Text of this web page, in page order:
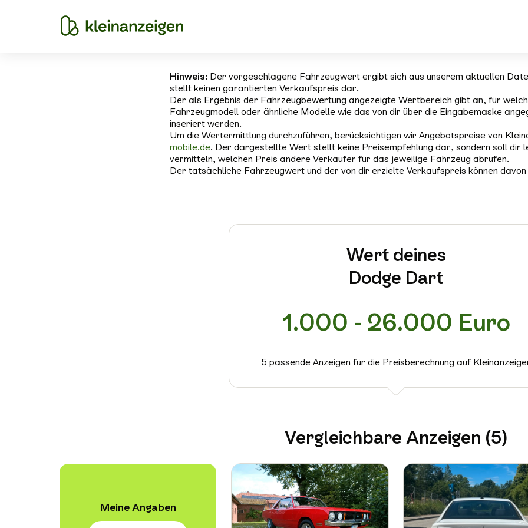
Hinweis: Der vorgeschlagene Fahrzeugwert ergibt sich aus unserem aktuellen
stellt keinen garantierten Verkaufspreis dar.
Der als Ergebnis der Fahrzeugbewertung angezeigte Wertbereich gibt an, für
Fahrzeugmodell oder ähnliche Modelle wie das von dir über die Eingabemaske
inseriert werden.
Um die Wertermittlung durchzuführen, berücksichtigen wir Angebotspreise von
mobile.de. Der dargestellte Wert stellt keine Preisempfehlung dar, sondern soll dir
vermitteln, welchen Preis andere Verkäufer für das jeweilige Fahrzeug abrufen.
Der tatsächliche Fahrzeugwert und der von dir erzielte Verkaufspreis können
Wert deines
Dodge Dart
1.000 - 26.000 Euro
5 passende Anzeigen für die Preisberechnung auf
Vergleichbare Anzeigen (5)
Meine Angaben